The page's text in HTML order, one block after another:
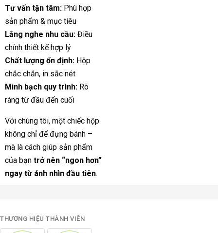
Tư vấn tận tâm: Phù hợp
sản phẩm & mục tiêu
Lắng nghe nhu cầu: Điều
chỉnh thiết kế hợp lý
Chất lượng ổn định: Hộp
chắc chắn, in sắc nét
Minh bạch quy trình: Rõ
ràng từ đầu đến cuối
Với chúng tôi, một chiếc hộp
không chỉ để đựng bánh –
mà là cách giúp sản phẩm
của bạn trở nên “ngon hơn”
ngay từ ánh nhìn đầu tiên.
THƯƠNG HIỆU THÀNH VIÊN